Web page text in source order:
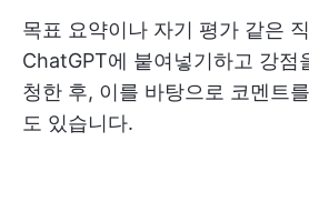
목표 요약이나 자기 평가 같은
ChatGPT에 붙여넣기하고 강점
청한 후, 이를 바탕으로 코멘트
도 있습니다.